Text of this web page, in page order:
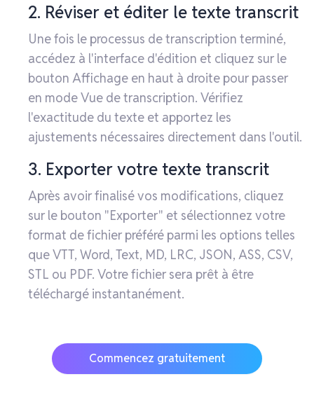
2. Réviser et éditer le texte transcrit
Une fois le processus de transcription terminé,
accédez à l'interface d'édition et cliquez sur le
bouton Affichage en haut à droite pour passer
en mode Vue de transcription. Vérifiez
l'exactitude du texte et apportez les
ajustements nécessaires directement dans l'outil.
3. Exporter votre texte transcrit
Après avoir finalisé vos modifications, cliquez
sur le bouton "Exporter" et sélectionnez votre
format de fichier préféré parmi les options telles
que VTT, Word, Text, MD, LRC, JSON, ASS, CSV,
STL ou PDF. Votre fichier sera prêt à être
téléchargé instantanément.
Commencez gratuitement